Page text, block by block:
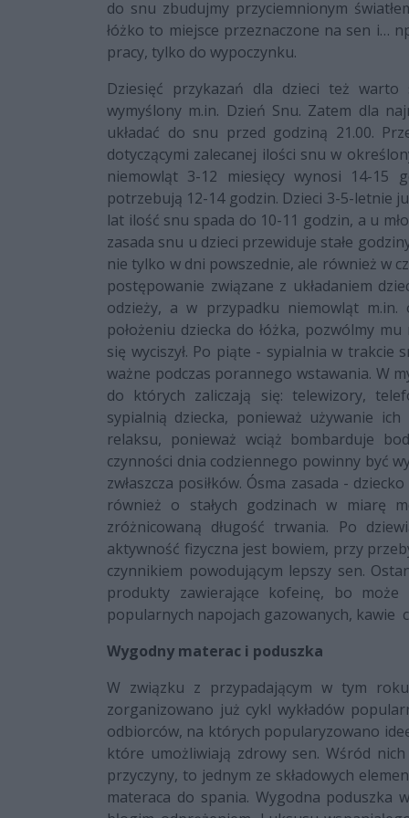
do snu zbudujmy przyciemnionym
łóżko to miejsce przeznaczone na sen i…
pracy, tylko do wypoczynku.
Dziesięć przykazań dla dzieci też
wymyślony m.in. Dzień Snu. Zatem dla
układać do snu przed godziną 21.00.
dotyczącymi zalecanej ilości snu w
niemowląt 3-12 miesięcy wynosi 14-
potrzebują 12-14 godzin. Dzieci 3-5-letnie
lat ilość snu spada do 10-11 godzin, a u
zasada snu u dzieci przewiduje stałe
nie tylko w dni powszednie, ale również w
postępowanie związane z układaniem
odzieży, a w przypadku niemowląt m.in.
położeniu dziecka do łóżka, pozwólmy
się wyciszył. Po piąte - sypialnia w
ważne podczas porannego wstawania. W
do których zaliczają się: telewizory,
sypialnią dziecka, ponieważ używanie
relaksu, ponieważ wciąż bombarduje
czynności dnia codziennego powinny być
zwłaszcza posiłków. Ósma zasada -
również o stałych godzinach w miarę
zróżnicowaną długość trwania. Po
aktywność fizyczna jest bowiem, przy
czynnikiem powodującym lepszy sen.
produkty zawierające kofeinę, bo
popularnych napojach gazowanych, kawie
Wygodny materac i poduszka
W związku z przypadającym w tym
zorganizowano już cykl wykładów
odbiorców, na których popularyzowano
które umożliwiają zdrowy sen. Wśród
przyczyny, to jednym ze składowych
materaca do spania. Wygodna poduszka